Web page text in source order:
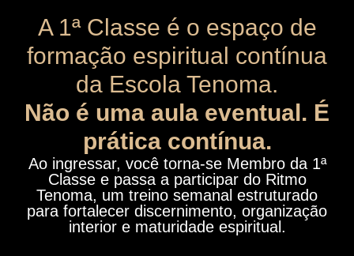
A 1ª Classe é o espaço de
formação espiritual contínua
da Escola Tenoma.
Não é uma aula eventual. É
prática contínua.
Ao ingressar, você torna-se Membro da 1ª
Classe e passa a participar do Ritmo
Tenoma, um treino semanal estruturado
para fortalecer discernimento, organização
interior e maturidade espiritual.